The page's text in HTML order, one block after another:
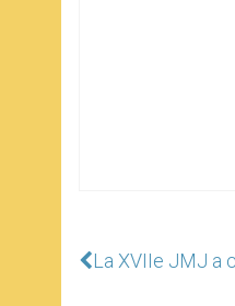
La XVIIe JMJ a